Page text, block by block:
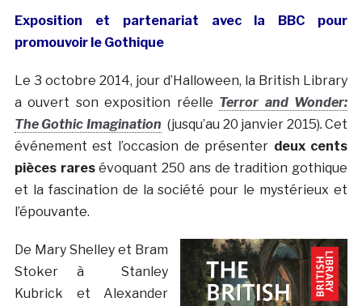
Exposition et partenariat avec la BBC pour
promouvoir le Gothique
Le 3 octobre 2014, jour d’Halloween, la British Library
a ouvert son exposition réelle Terror and Wonder:
The Gothic Imagination (jusqu’au 20 janvier 2015).Cet
événement est l’occasion de présenter deux cents
pièces raresévoquant 250 ans de tradition gothique
et la fascination de la société pour le mystérieux et
l’épouvante.
De Mary Shelley et Bram
Stoker à Stanley
Kubrick et Alexander